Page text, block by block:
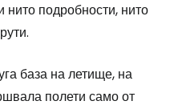
подробности, нито
база на летище, на
полети само от